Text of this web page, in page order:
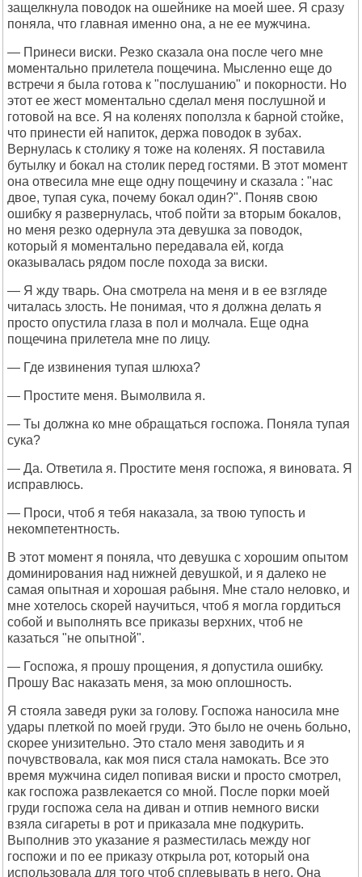
защелкнула поводок на ошейнике на моей шее. Я сразу
поняла, что главная именно она, а не ее мужчина.
— Принеси виски. Резко сказала она после чего мне
моментально прилетела пощечина. Мысленно еще до
встречи я была готова к "послушанию" и покорности. Но
этот ее жест моментально сделал меня послушной и
готовой на все. Я на коленях поползла к барной стойке,
что принести ей напиток, держа поводок в зубах.
Вернулась к столику я тоже на коленях. Я поставила
бутылку и бокал на столик перед гостями. В этот момент
она отвесила мне еще одну пощечину и сказала : "нас
двое, тупая сука, почему бокал один?". Поняв свою
ошибку я развернулась, чтоб пойти за вторым бокалов,
но меня резко одернула эта девушка за поводок,
который я моментально передавала ей, когда
оказывалась рядом после похода за виски.
— Я жду тварь. Она смотрела на меня и в ее взгляде
читалась злость. Не понимая, что я должна делать я
просто опустила глаза в пол и молчала. Еще одна
пощечина прилетела мне по лицу.
— Где извинения тупая шлюха?
— Простите меня. Вымолвила я.
— Ты должна ко мне обращаться госпожа. Поняла тупая
сука?
— Да. Ответила я. Простите меня госпожа, я виновата. Я
исправлюсь.
— Проси, чтоб я тебя наказала, за твою тупость и
некомпетентность.
В этот момент я поняла, что девушка с хорошим опытом
доминирования над нижней девушкой, и я далеко не
самая опытная и хорошая рабыня. Мне стало неловко, и
мне хотелось скорей научиться, чтоб я могла гордиться
собой и выполнять все приказы верхних, чтоб не
казаться "не опытной".
— Госпожа, я прошу прощения, я допустила ошибку.
Прошу Вас наказать меня, за мою оплошность.
Я стояла заведя руки за голову. Госпожа наносила мне
удары плеткой по моей груди. Это было не очень больно,
скорее унизительно. Это стало меня заводить и я
почувствовала, как моя пися стала намокать. Все это
время мужчина сидел попивая виски и просто смотрел,
как госпожа развлекается со мной. После порки моей
груди госпожа села на диван и отпив немного виски
взяла сигареты в рот и приказала мне подкурить.
Выполнив это указание я разместилась между ног
госпожи и по ее приказу открыла рот, который она
использовала для того чтоб сплевывать в него. Она